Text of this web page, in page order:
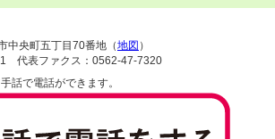
中央町五丁目70番地（地図 ）
代表ファクス：0562-47-7320
話で電話ができます。